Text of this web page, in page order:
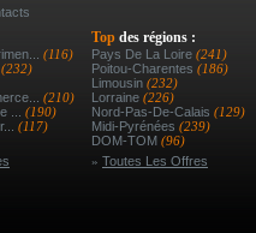
(116)
(232)
(210)
... (190)
(117)
Top des régions :
Pays De La Loire (241)
Poitou-Charentes (186)
Limousin (232)
Lorraine (226)
Nord-Pas-De-Calais (129)
Midi-Pyrénées (239)
DOM-TOM (96)
» Toutes Les Offres